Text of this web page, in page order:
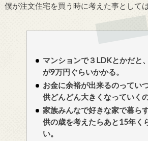
僕が注文住宅を買う時に考えた事としては
マンションで３LDKとかだと
が9万円ぐらいかかる。
お金に余裕が出来るのってい
供どんどん大きくなっていくの
家族みんなで好きな家で暮ら
供の歳を考えたらあと15年く
い。